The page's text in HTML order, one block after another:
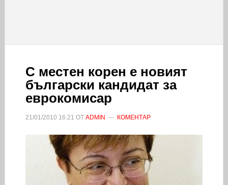
С местен корен е новият
български кандидат за
еврокомисар
21/01/2010 16:21 ОТ ADMIN КОМЕНТАР